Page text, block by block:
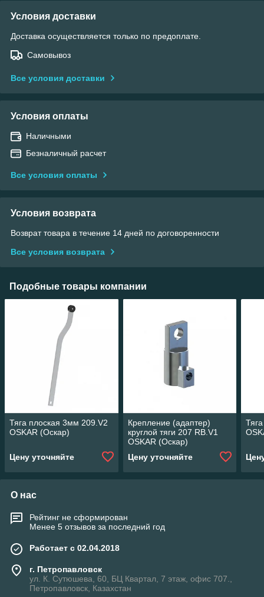
Условия доставки
Доставка осуществляется только по предоплате.
Самовывоз
Все условия доставки
Условия оплаты
Наличными
Безналичный расчет
Все условия оплаты
Условия возврата
Возврат товара в течение 14 дней по договоренности
Все условия возврата
Подобные товары компании
Тяга плоская 3мм 209.V2
OSKAR (Оскар)
Цену уточняйте
Крепление (адаптер)
круглой тяги 207 RB.V1
OSKAR (Оскар)
Цену уточняйте
О нас
Рейтинг не сформирован
Менее 5 отзывов за последний год
Работает с 02.04.2018
г. Петропавловск
ул. К. Сутюшева, 60, БЦ Квартал, 7 этаж, офис 707.,
Петропавловск, Казахстан